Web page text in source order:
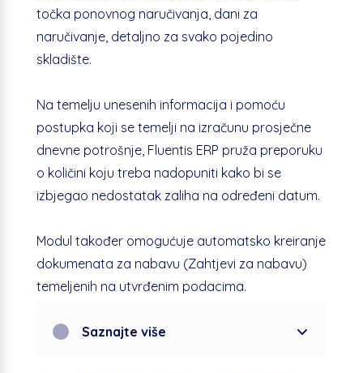
točka ponovnog naručivanja, dani za
naručivanje, detaljno za svako pojedino
skladište.
Na temelju unesenih informacija i pomoću
postupka koji se temelji na izračunu prosječne
dnevne potrošnje, Fluentis ERP pruža preporuku
o količini koju treba nadopuniti kako bi se
izbjegao nedostatak zaliha na određeni datum.
Modul također omogućuje automatsko kreiranje
dokumenata za nabavu (Zahtjevi za nabavu)
temeljenih na utvrđenim podacima.
Saznajte više